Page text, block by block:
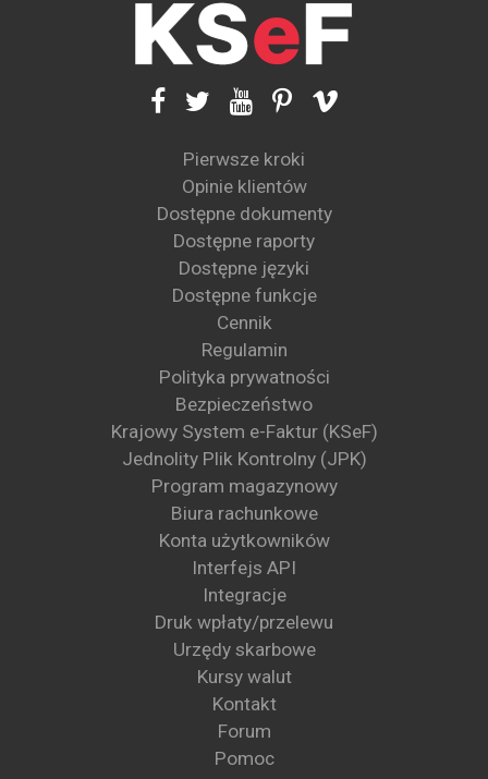
Pierwsze kroki
Opinie klientów
Dostępne dokumenty
Dostępne raporty
Dostępne języki
Dostępne funkcje
Cennik
Regulamin
Polityka prywatności
Bezpieczeństwo
Krajowy System e-Faktur (KSeF)
Jednolity Plik Kontrolny (JPK)
Program magazynowy
Biura rachunkowe
Konta użytkowników
Interfejs API
Integracje
Druk wpłaty/przelewu
Urzędy skarbowe
Kursy walut
Kontakt
Forum
Pomoc